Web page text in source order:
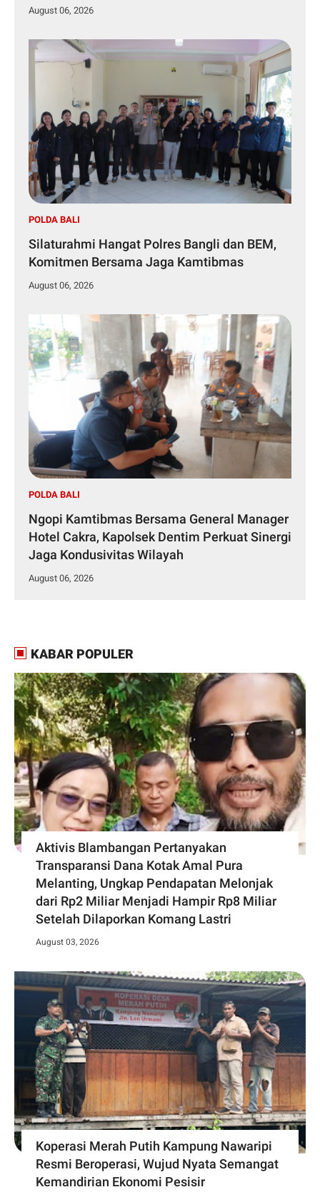
81 Tahun 2026
August 06, 2026
POLDA BALI
Silaturahmi Hangat Polres Bangli dan BEM,
Komitmen Bersama Jaga Kamtibmas
August 06, 2026
POLDA BALI
Ngopi Kamtibmas Bersama General Manager
Hotel Cakra, Kapolsek Dentim Perkuat Sinergi
Jaga Kondusivitas Wilayah
August 06, 2026
KABAR POPULER
Aktivis Blambangan Pertanyakan
Transparansi Dana Kotak Amal Pura
Melanting, Ungkap Pendapatan Melonjak
dari Rp2 Miliar Menjadi Hampir Rp8 Miliar
Setelah Dilaporkan Komang Lastri
August 03, 2026
Koperasi Merah Putih Kampung Nawaripi
Resmi Beroperasi, Wujud Nyata Semangat
Kemandirian Ekonomi Pesisir